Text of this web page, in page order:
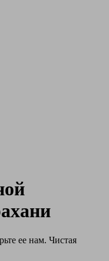
ее нам. Чистая